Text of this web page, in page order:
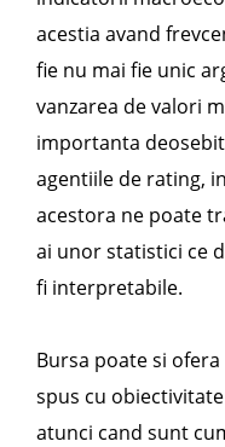
acestia avand
fie nu mai fie unic
vanzarea de valori
importanta
agentiile de rating,
acestora ne poate
ai unor statistici ce
fi interpretabile.
Bursa poate si
spus cu
atunci cand sunt